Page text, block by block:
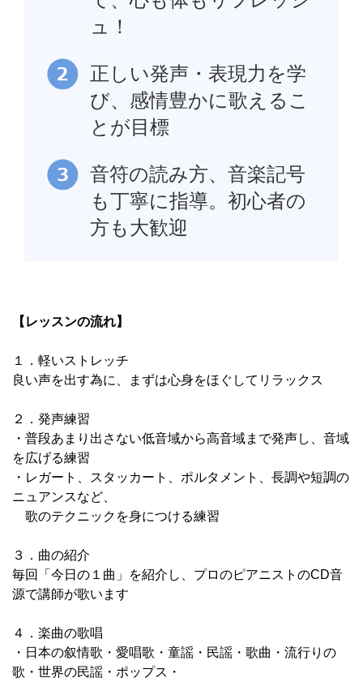
ュ！
正しい発声・表現力を学
び、感情豊かに歌えるこ
とが目標
音符の読み方、音楽記号
も丁寧に指導。初心者の
方も大歓迎
【レッスンの流れ】
１．軽いストレッチ
良い声を出す為に、まずは心身をほぐしてリラックス
２．発声練習
・普段あまり出さない低音域から高音域まで発声し、音域
を広げる練習
・レガート、スタッカート、ポルタメント、長調や短調の
ニュアンスなど、
歌のテクニックを身につける練習
３．曲の紹介
毎回「今日の１曲」を紹介し、プロのピアニストのCD音
源で講師が歌います
４．楽曲の歌唱
・日本の叙情歌・愛唱歌・童謡・民謡・歌曲・流行りの
歌・世界の民謡・ポップス・